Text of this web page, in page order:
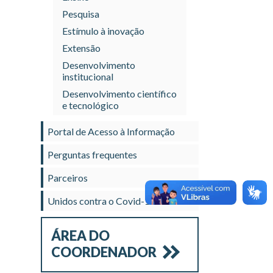
Pesquisa
Estímulo à inovação
Extensão
Desenvolvimento
institucional
Desenvolvimento científico
e tecnológico
Portal de Acesso à Informação
Perguntas frequentes
Parceiros
Unidos contra o Covid-19
ÁREA DO
COORDENADOR